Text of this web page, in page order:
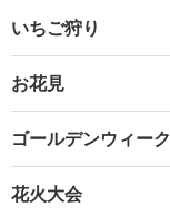
いちご狩り
お花見
ゴールデンウィーク
花火大会